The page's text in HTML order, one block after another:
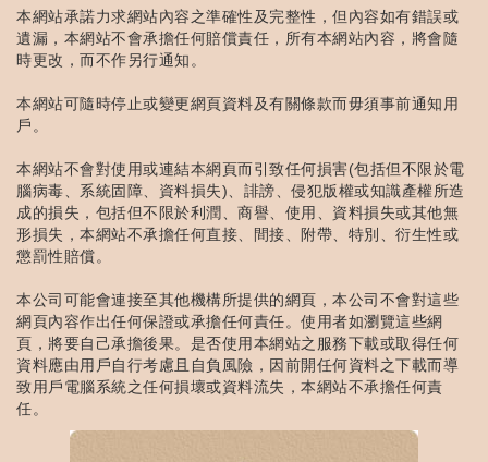
本網站承諾力求網站內容之準確性及完整性，但內容如有錯誤或
遺漏，本網站不會承擔任何賠償責任，所有本網站內容，將會隨
時更改，而不作另行通知。
本網站可隨時停止或變更網頁資料及有關條款而毋須事前通知用
戶。
本網站不會對使用或連結本網頁而引致任何損害(包括但不限於電
腦病毒、系統固障、資料損失)、誹謗、侵犯版權或知識產權所造
成的損失，包括但不限於利潤、商譽、使用、資料損失或其他無
形損失，本網站不承擔任何直接、間接、附帶、特別、衍生性或
懲罰性賠償。
本公司可能會連接至其他機構所提供的網頁，本公司不會對這些
網頁內容作出任何保證或承擔任何責任。使用者如瀏覽這些網
頁，將要自己承擔後果。是否使用本網站之服務下載或取得任何
資料應由用戶自行考慮且自負風險，因前開任何資料之下載而導
致用戶電腦系統之任何損壞或資料流失，本網站不承擔任何責
任。